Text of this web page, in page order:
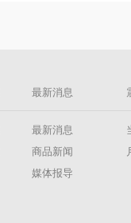
最新消息
最新消息
商品新闻
媒体报导